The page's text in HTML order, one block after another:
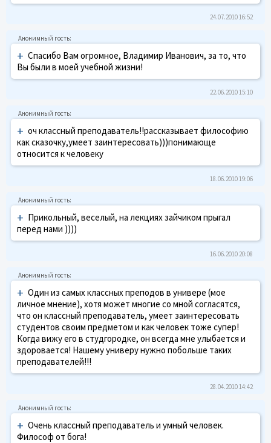
24.07.2010 16:52
+ Спасибо Вам огромное, Владимир Иванович, за то, что
Вы были в моей учебной жизни!
22.06.2010 15:10
+ оч классный преподаватель!!рассказывает философию
как сказочку,умеет заинтересовать)))понимающе
относится к человеку
18.06.2010 19:06
+ Прикольный, веселый, на лекциях зайчиком прыгал
перед нами ))))
16.06.2010 20:08
+ Один из самых классных преподов в универе (мое
личное мнение), хотя может многие со мной согласятся,
что он классный преподаватель, умеет заинтересовать
студентов своим предметом и как человек тоже супер!
Когда вижу его в студгородке, он всегда мне улыбается и
здоровается! Нашему универу нужно побольше таких
преподавателей!!!
28.04.2010 14:42
+ Очень классный преподаватель и умный человек.
Философ от бога!